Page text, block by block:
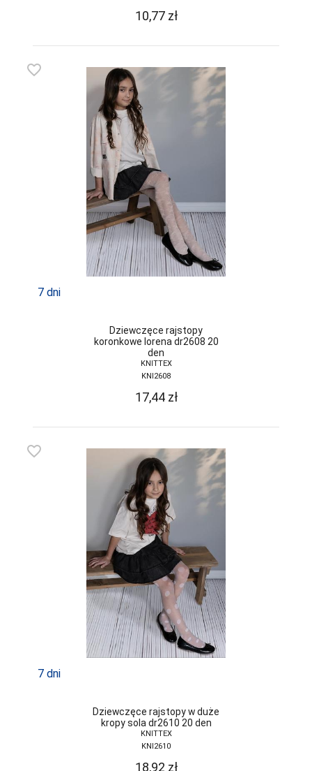
RENNOX
RISOCKS
ROADSIGN
ROSSLI
ROZA
SELENE
SELF
SENSIS
SESTO-SENSO
SLOGGI
SONIA
STEVEN
SZATA
TRE STELLE
UNIKAT
VENA
VENEZIANA
VIKI STYLE
VIOLANA
WADIMA
WOLA
ZALEWSKI
10,77 zł
favorite_border
7 dni
Dziewczęce rajstopy
koronkowe lorena dr2608 20
den
KNITTEX
KNI2608
17,44 zł
favorite_border
7 dni
Dziewczęce rajstopy w duże
kropy sola dr2610 20 den
KNITTEX
KNI2610
18,92 zł